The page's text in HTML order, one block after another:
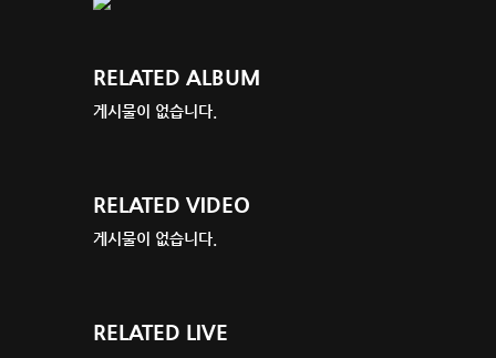
RELATED ALBUM
게시물이 없습니다.
RELATED VIDEO
게시물이 없습니다.
RELATED LIVE